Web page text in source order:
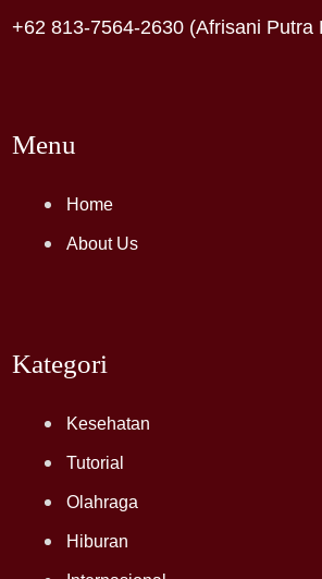
+62 813-7564-2630 (Afrisani Putra
Menu
Home
About Us
Kategori
Kesehatan
Tutorial
Olahraga
Hiburan